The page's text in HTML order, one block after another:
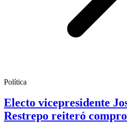
Política
Electo vicepresidente
Restrepo reiteró